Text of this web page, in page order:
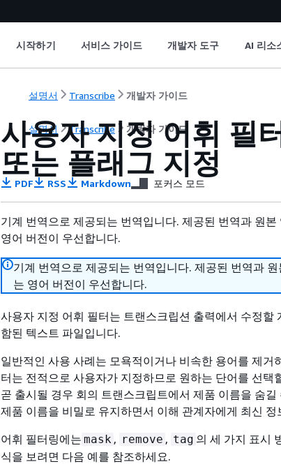
시작하기 서비스 가이드 개발자 도구 AI 리소
설명서 Transcribe 개발자 가이드
설명서 Transcribe 개발자 가이드
사용자 지정 어휘 필
또는 플래그 지정
PDF RSS Markdown 포커스 모드
기계 번역으로 제공되는 번역입니다. 제공된 번역과 원
영어 버전이 우선합니다.
기계 번역으로 제공되는 번역입니다. 제공된 번역과
는 영어 버전이 우선합니다.
사용자 지정 어휘 필터는 트랜스크립션 출력에서 수정할
함된 텍스트 파일입니다.
일반적인 사용 사례는 모욕적이거나 비속한 용어를 제거
터는 전적으로 사용자가 지정하므로 원하는 단어를 선택
곧 출시될 경우 회의 트랜스크립트에서 제품 이름을 숨
제품 이름을 비밀로 유지하면서 이해 관계자에게 최신 정
어휘 필터링에는 mask , remove , tag 의 세 가지 표시
식을 보려면 다음 예를 참조하세요.